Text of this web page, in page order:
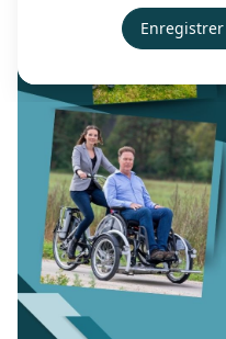
Démonstration
Créer mon compte
Se connecter